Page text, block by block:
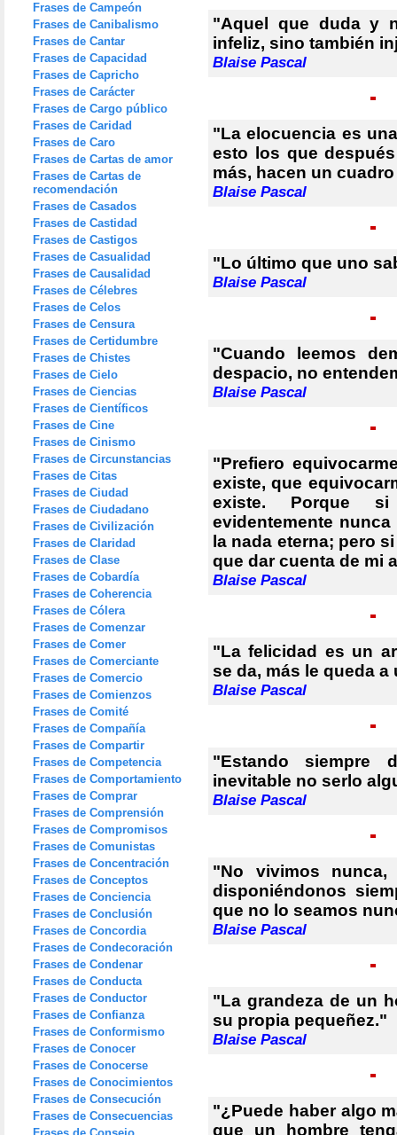
Frases de Campeón
Frases de Canibalismo
Frases de Cantar
Frases de Capacidad
Frases de Capricho
Frases de Carácter
Frases de Cargo público
Frases de Caridad
Frases de Caro
Frases de Cartas de amor
Frases de Cartas de
recomendación
Frases de Casados
Frases de Castidad
Frases de Castigos
Frases de Casualidad
Frases de Causalidad
Frases de Célebres
Frases de Celos
Frases de Censura
Frases de Certidumbre
Frases de Chistes
Frases de Cielo
Frases de Ciencias
Frases de Científicos
Frases de Cine
Frases de Cinismo
Frases de Circunstancias
Frases de Citas
Frases de Ciudad
Frases de Ciudadano
Frases de Civilización
Frases de Claridad
Frases de Clase
Frases de Cobardía
Frases de Coherencia
Frases de Cólera
Frases de Comenzar
Frases de Comer
Frases de Comerciante
Frases de Comercio
Frases de Comienzos
Frases de Comité
Frases de Compañía
Frases de Compartir
Frases de Competencia
Frases de Comportamiento
Frases de Comprar
Frases de Comprensión
Frases de Compromisos
Frases de Comunistas
Frases de Concentración
Frases de Conceptos
Frases de Conciencia
Frases de Conclusión
Frases de Concordia
Frases de Condecoración
Frases de Condenar
Frases de Conducta
Frases de Conductor
Frases de Confianza
Frases de Conformismo
Frases de Conocer
Frases de Conocerse
Frases de Conocimientos
Frases de Consecución
Frases de Consecuencias
"Aquel que duda y
infeliz, sino también
Blaise Pascal
"La elocuencia es
esto los que
más, hacen un
Blaise Pascal
"Lo último que uno
Blaise Pascal
"Cuando leemos
despacio, no
Blaise Pascal
"Prefiero
existe, que
existe. Porque
evidentemente
la nada eterna; pero
que dar cuenta de mi
Blaise Pascal
"La felicidad es un
se da, más le queda a
Blaise Pascal
"Estando siempre
inevitable no serlo
Blaise Pascal
"No vivimos
disponiéndonos
que no lo seamos
Blaise Pascal
"La grandeza de un
su propia pequeñez."
Blaise Pascal
"¿Puede haber algo
que un hombre